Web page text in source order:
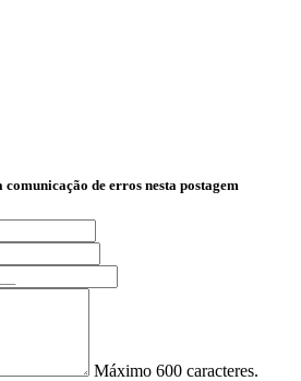
comunicação de erros nesta postagem
Máximo 600 caracteres.